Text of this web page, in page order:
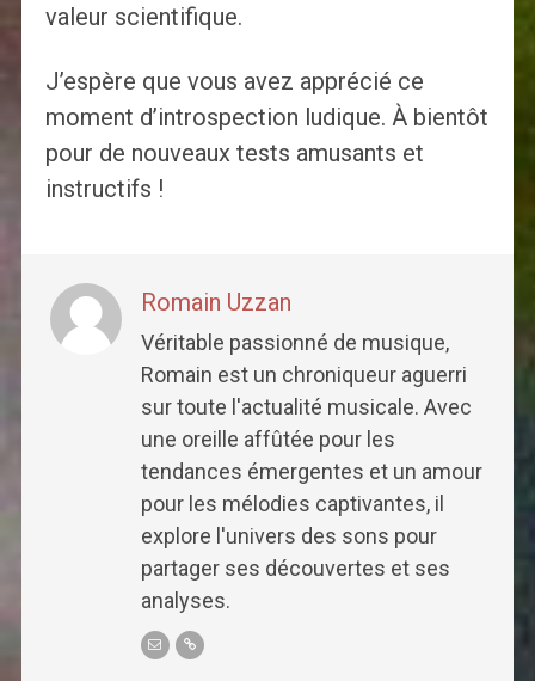
valeur scientifique.
J’espère que vous avez apprécié ce
moment d’introspection ludique. À bientôt
pour de nouveaux tests amusants et
instructifs !
Romain Uzzan
Véritable passionné de musique,
Romain est un chroniqueur aguerri
sur toute l'actualité musicale. Avec
une oreille affûtée pour les
tendances émergentes et un amour
pour les mélodies captivantes, il
explore l'univers des sons pour
partager ses découvertes et ses
analyses.